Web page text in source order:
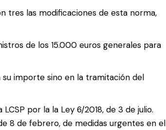
tres las modificaciones de esta norma,
de los 15.000 euros generales para
su importe sino en la tramitación del
LCSP por la la Ley 6/2018, de 3 de julio.
8 de febrero, de medidas urgentes en el